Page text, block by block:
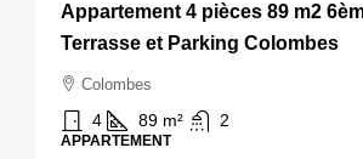
Appartement 4 pièces 89 m2
Terrasse et Parking Colombes
Colombes
4 89 m² 2
APPARTEMENT